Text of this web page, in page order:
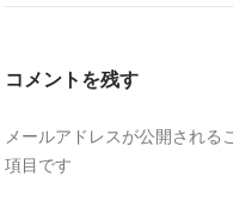
コメントを残す
メールアドレスが公開される
項目です